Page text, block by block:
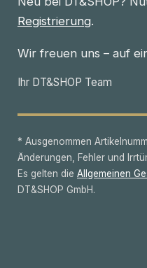
Registrierung.
Wir freuen uns – auf
Ihr DT&SHOP Team
* Ausgenommen
Änderungen, Fehler und
Es gelten die Allgemeinen
DT&SHOP GmbH.